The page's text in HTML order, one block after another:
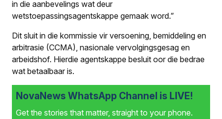
in die aanbevelings wat deur
wetstoepassingsagentskappe gemaak word.”
Dit sluit in die kommissie vir versoening, bemiddeling en
arbitrasie (CCMA), nasionale vervolgingsgesag en
arbeidshof. Hierdie agentskappe besluit oor die bedrae
wat betaalbaar is.
NovaNews WhatsApp Channel is LIVE!
Get the stories that matter, straight to your phone.